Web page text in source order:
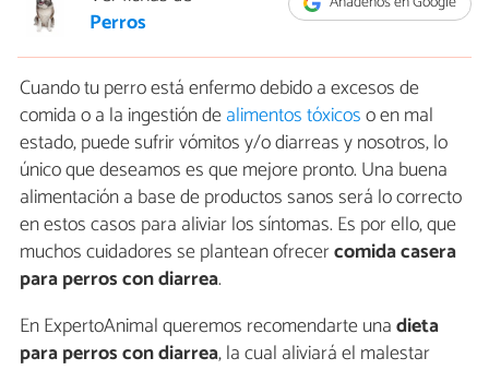
Perros
Cuando tu perro está enfermo debido a excesos de
comida o a la ingestión dealimentos tóxicoso en mal
estado, puede sufrir vómitos y/o diarreas y nosotros, lo
único que deseamos es que mejore pronto. Una buena
alimentación a base de productos sanos será lo correcto
en estos casos para aliviar los síntomas. Es por ello, que
muchos cuidadores se plantean ofrecercomida casera
para perros con diarrea.
En ExpertoAnimal queremos recomendarte unadieta
para perros con diarrea, la cual aliviará el malestar